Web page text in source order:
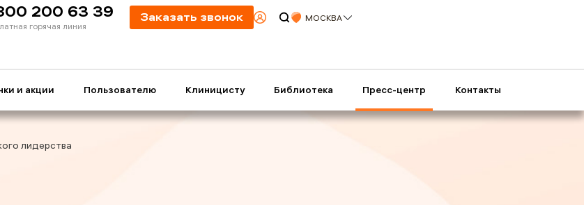
200 63 39
горячая линия
Заказать звонок МОСКВА
и акции Пользователю Клиницисту Библиотека Пресс-центр Контакты
лидерства